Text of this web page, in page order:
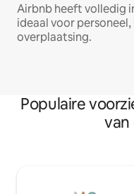
Airbnb heeft volledig
ideaal voor
overplaatsing.
Populaire
van